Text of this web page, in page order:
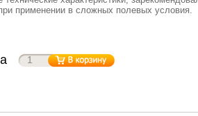
применении в сложных полевых условия.